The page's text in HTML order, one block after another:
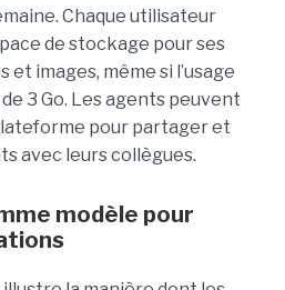
Chaque utilisateur
de stockage pour ses
et images, même si l’usage
3 Go. Les agents peuvent
pour partager et
avec leurs collègues.
modèle pour